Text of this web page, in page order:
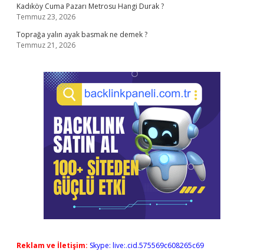
Kadıköy Cuma Pazarı Metrosu Hangi Durak ?
Temmuz 23, 2026
Toprağa yalın ayak basmak ne demek ?
Temmuz 21, 2026
Reklam ve İletişim: Skype: live:.cid.575569c608265c69